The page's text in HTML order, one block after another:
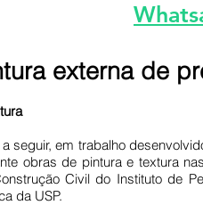
externa de
seguir, em trabalho
obras de pintura e textura
Civil do Instituto de
da USP.